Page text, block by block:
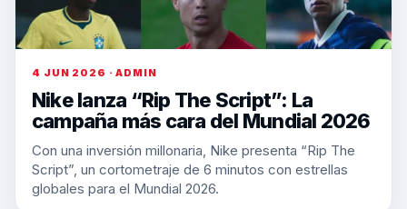
4 JUN 2026 · ADMIN
Nike lanza “Rip The Script”: La
campaña más cara del Mundial 2026
Con una inversión millonaria, Nike presenta “Rip The
Script”, un cortometraje de 6 minutos con estrellas
globales para el Mundial 2026.